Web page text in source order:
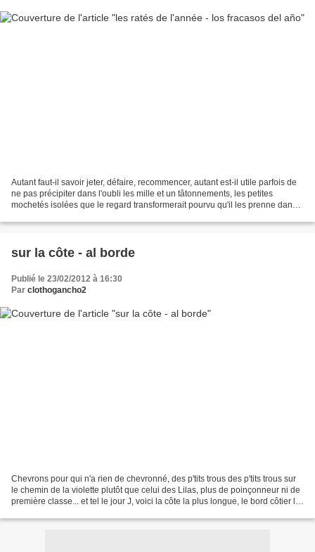
Autant faut-il savoir jeter, défaire, recommencer, autant est-il utile parfois de
ne pas précipiter dans l'oubli les mille et un tâtonnements, les petites
mochetés isolées que le regard transformerait pourvu qu'il les prenne dans
sur la côte - al borde
Publié le 23/02/2012 à 16:30
Par clothogancho2
Chevrons pour qui n'a rien de chevronné, des p'tits trous des p'tits trous sur
le chemin de la violette plutôt que celui des Lilas, plus de poinçonneur ni de
première classe... et tel le jour J, voici la côte la plus longue, le bord côtier le